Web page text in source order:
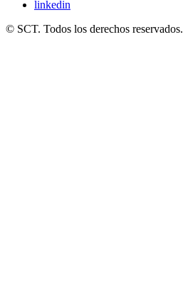
linkedin
© SCT. Todos los derechos reservados.